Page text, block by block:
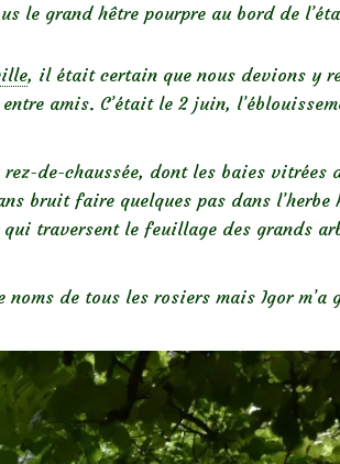
le grand hêtre pourpre au bord de
, il était certain que nous devions y
amis. C’était le 2 juin,
de-chaussée, dont les baies vitrées
bruit faire quelques pas dans l’herbe
traversent le feuillage des grands
de tous les rosiers mais Igor m’a